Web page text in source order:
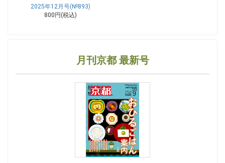
2025年12月号(№893)
800円(税込)
月刊京都 最新号